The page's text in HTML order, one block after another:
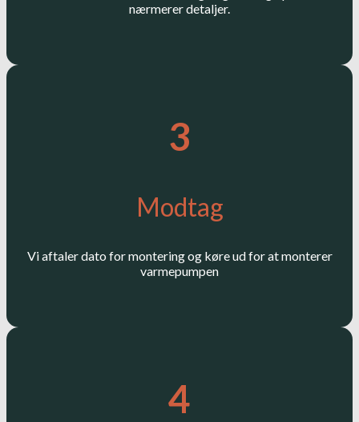
nærmerer detaljer.
3
Modtag
Vi aftaler dato for montering og køre ud for at monterer
varmepumpen
4